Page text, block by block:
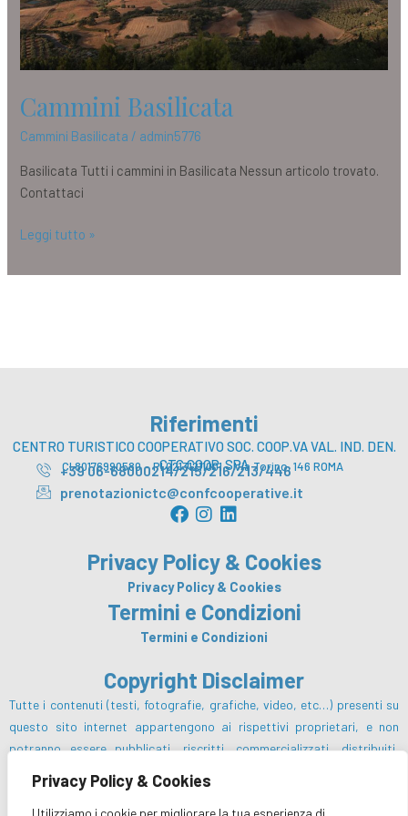
Privacy Policy & Cookies
Utilizziamo i cookie per migliorare la tua esperienza di
Cammini Basilicata
Cammini Basilicata / admin5776
Basilicata Tutti i cammini in Basilicata Nessun articolo trovato.
Contattaci
Leggi tutto »
Riferimenti
CENTRO TURISTICO COOPERATIVO SOC. COOP.VA VAL. IND. DEN.
CTC COOP. SPA
CI 80176990580 – PI 02131211001 – Via Torino, 146 ROMA
+39 06-68000214/215/216/213/446
prenotazionictc@confcooperative.it
F
a
e
b
o
o
k
I
t
a
g
r
a
L
k
e
d
i
n
Privacy Policy & Cookies
Privacy Policy & Cookies
Termini e Condizioni
Termini e Condizioni
Copyright Disclaimer
Tutte i contenuti (testi, fotografie, grafiche, video, etc…) presenti su
questo sito internet appartengono ai rispettivi proprietari, e non
potranno essere pubblicati, riscritti, commercializzati, distribuiti,
alcun modo e sotto qualsiasi forma salvo preventiva autorizzazione da